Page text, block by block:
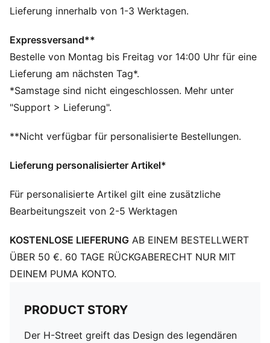
Breite: Regulär
Absatzart: Flach
Umklappbarer Schaftrand
Charakteristische PUMA Designelemente
Lieferung innerhalb von 1-3 Werktagen.
Expressversand**
Bestelle von Montag bis Freitag vor 14:00 Uhr für eine
Lieferung am nächsten Tag*.
*Samstage sind nicht eingeschlossen. Mehr unter
"Support > Lieferung".
**Nicht verfügbar für personalisierte Bestellungen.
Lieferung personalisierter Artikel*
Für personalisierte Artikel gilt eine zusätzliche
Bearbeitungszeit von 2-5 Werktagen
KOSTENLOSE LIEFERUNG AB EINEM BESTELLWERT
ÜBER 50 €. 60 TAGE RÜCKGABERECHT NUR MIT
DEINEM PUMA KONTO.
PRODUCT STORY
Der H-Street greift das Design des legendären